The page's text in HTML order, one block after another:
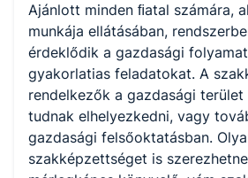
A képzést indító intézményeink
Székesfehérvári SZC I.István
Katalin)
Ajánlott minden ﬁatal számára,
munkája ellátásában,
érdeklődik a gazdasági
gyakorlatias feladatokat. A
rendelkezők a gazdasági terület
tudnak elhelyezkedni, vagy
gazdasági felsőoktatásban.
szakképzettséget is